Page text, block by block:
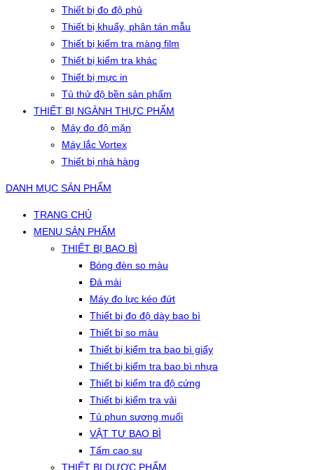
Thiết bị đo độ phủ
Thiết bị khuấy, phân tán mẫu
Thiết bị kiểm tra màng film
Thiết bị kiểm tra khác
Thiết bị mực in
Tủ thử độ bền sản phẩm
THIẾT BỊ NGÀNH THỰC PHẨM
Máy đo độ mặn
Máy lắc Vortex
Thiết bị nhà hàng
DANH MỤC SẢN PHẨM
TRANG CHỦ
MENU SẢN PHẨM
THIẾT BỊ BAO BÌ
Bóng đèn so màu
Đá mài
Máy đo lực kéo đứt
Thiết bị đo độ dày bao bì
Thiết bị so màu
Thiết bị kiểm tra bao bì giấy
Thiết bị kiểm tra bao bì nhựa
Thiết bị kiểm tra độ cứng
Thiết bị kiểm tra vải
Tủ phun sương muối
VẬT TƯ BAO BÌ
Tấm cao su
THIẾT BỊ DƯỢC PHẨM